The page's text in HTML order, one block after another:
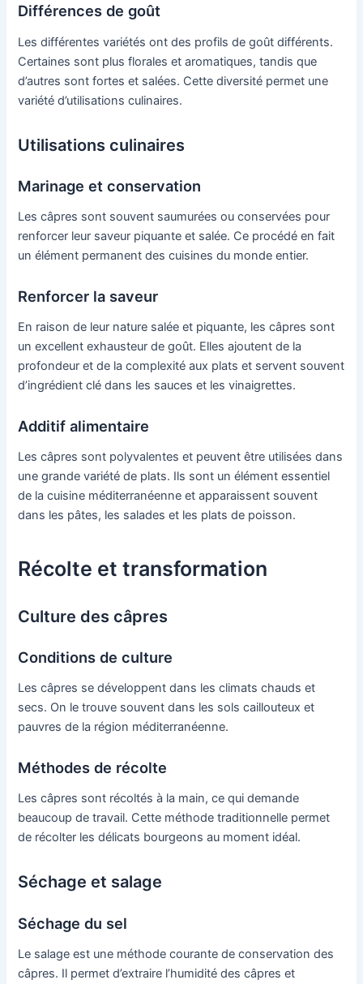
Différences de goût
Les différentes variétés ont des profils de goût différents.
Certaines sont plus florales et aromatiques, tandis que
d’autres sont fortes et salées. Cette diversité permet une
variété d’utilisations culinaires.
Utilisations culinaires
Marinage et conservation
Les câpres sont souvent saumurées ou conservées pour
renforcer leur saveur piquante et salée. Ce procédé en fait
un élément permanent des cuisines du monde entier.
Renforcer la saveur
En raison de leur nature salée et piquante, les câpres sont
un excellent exhausteur de goût. Elles ajoutent de la
profondeur et de la complexité aux plats et servent souvent
d’ingrédient clé dans les sauces et les vinaigrettes.
Additif alimentaire
Les câpres sont polyvalentes et peuvent être utilisées dans
une grande variété de plats. Ils sont un élément essentiel
de la cuisine méditerranéenne et apparaissent souvent
dans les pâtes, les salades et les plats de poisson.
Récolte et transformation
Culture des câpres
Conditions de culture
Les câpres se développent dans les climats chauds et
secs. On le trouve souvent dans les sols caillouteux et
pauvres de la région méditerranéenne.
Méthodes de récolte
Les câpres sont récoltés à la main, ce qui demande
beaucoup de travail. Cette méthode traditionnelle permet
de récolter les délicats bourgeons au moment idéal.
Séchage et salage
Séchage du sel
Le salage est une méthode courante de conservation des
câpres. Il permet d’extraire l’humidité des câpres et